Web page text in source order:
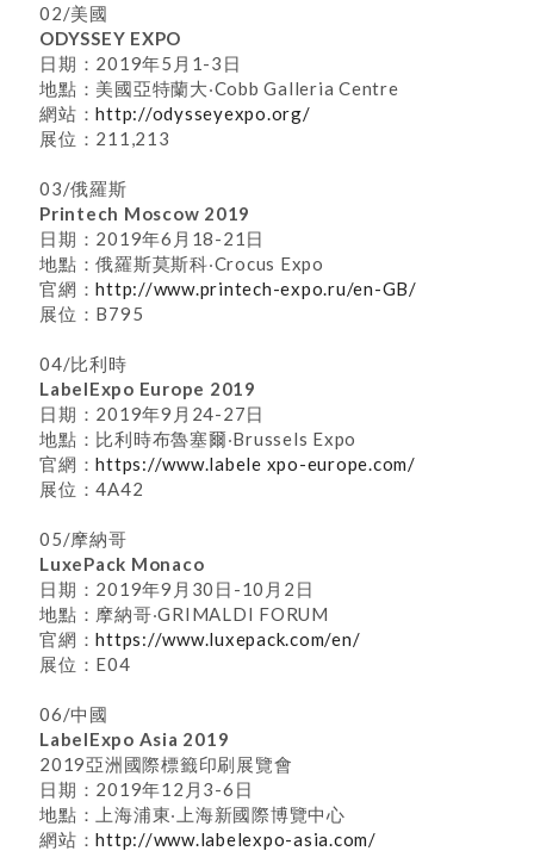
02/美國
ODYSSEY EXPO
日期：2019年5月1-3日
地點：美國亞特蘭大‧Cobb Galleria Centre
網站：http://odysseyexpo.org/
展位：211,213
03/俄羅斯
Printech Moscow 2019
日期：2019年6月18-21日
地點：俄羅斯莫斯科‧Crocus Expo
官網：http://www.printech-expo.ru/en-GB/
展位：B795
04/比利時
LabelExpo Europe 2019
日期：2019年9月24-27日
地點：比利時布魯塞爾‧Brussels Expo
官網：https://www.labele xpo-europe.com/
展位：4A42
05/摩納哥
LuxePack Monaco
日期：2019年9月30日-10月2日
地點：摩納哥‧GRIMALDI FORUM
官網：https://www.luxepack.com/en/
展位：E04
06/中國
LabelExpo Asia 2019
2019亞洲國際標籤印刷展覽會
日期：2019年12月3-6日
地點：上海浦東‧上海新國際博覽中心
網站：http://www.labelexpo-asia.com/